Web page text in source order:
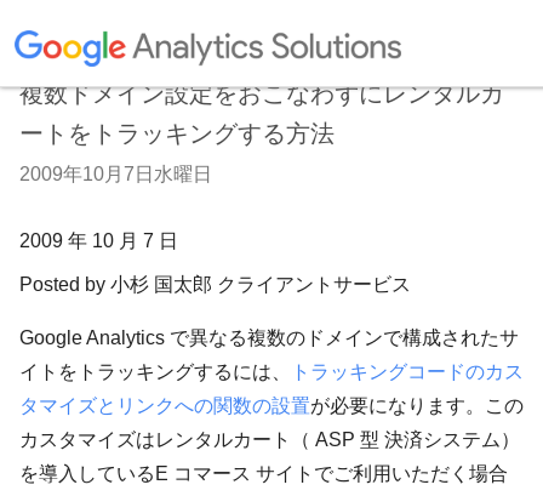
複数ドメイン設定をおこなわずにレンタルカ
ートをトラッキングする方法
2009年10月7日水曜日
2009 年 10 月 7 日
Posted by 小杉 国太郎 クライアントサービス
Google Analytics で異なる複数のドメインで構成されたサ
イトをトラッキングするには、
トラッキングコードのカス
タマイズとリンクへの関数の設置が必要になります。この
カスタマイズはレンタルカート（ ASP 型 決済システム）
を導入しているE コマース サイトでご利用いただく場合